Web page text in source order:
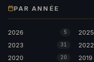
PAR ANNÉE
2026 5 2025
2023 31 2022
2020 20 2019